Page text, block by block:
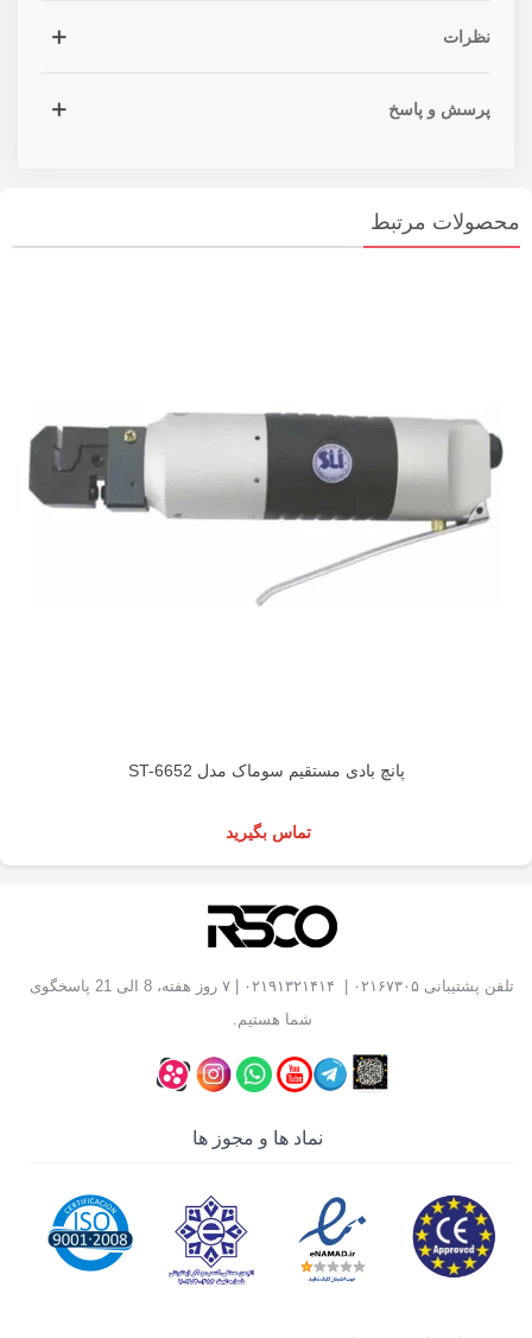
نظرات
پرسش و پاسخ
محصولات مرتبط
پانچ بادی مستقیم سوماک مدل ST-6652
تماس بگیرید
تلفن پشتیبانی ۰۲۱۶۷۳۰۵
| ۷ روز هفته، 8 الی 21 پاسخگوی
شما هستیم.
نماد ها و مجوز ها